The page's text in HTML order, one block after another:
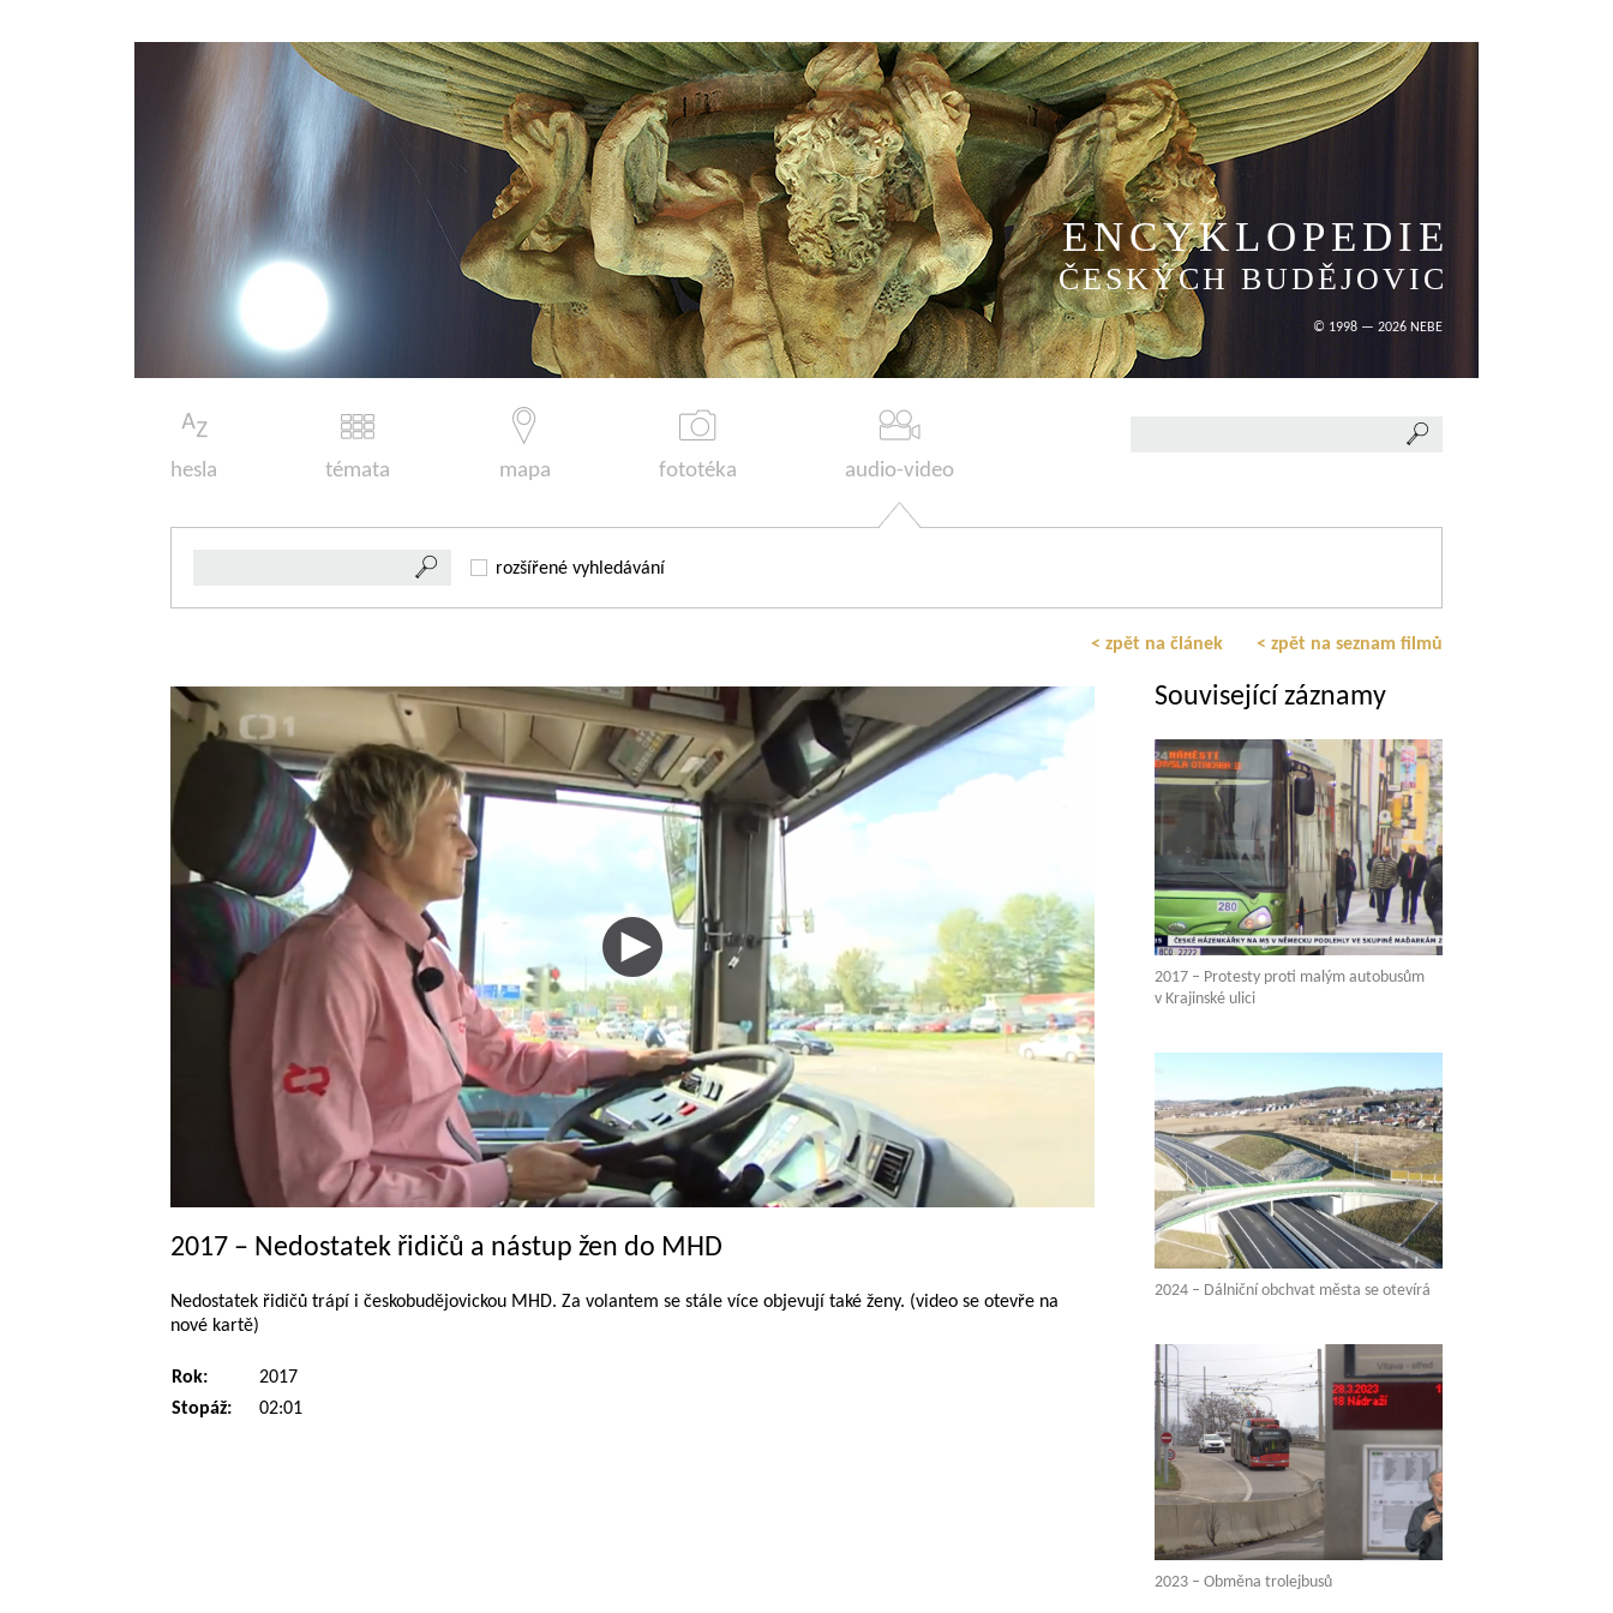
ENCYKLOPEDIE
ČESKÝCH BUDĚJOVIC
© 1998 — 2026 NEBE
hesla témata mapa fototéka audio-video
rozšířené vyhledávání
< zpět na článek < zpět na seznam filmů
2017 – Nedostatek řidičů a nástup žen do MHD
Nedostatek řidičů trápí i českobudějovickou MHD. Za volantem se stále více objevují také ženy. (video se otevře na
nové kartě)
Rok:
2017
Stopáž:
02:01
Související záznamy
2017 – Protesty proti malým autobusům
v Krajinské ulici
2024 – Dálniční obchvat města se otevírá
2023 – Obměna trolejbusů